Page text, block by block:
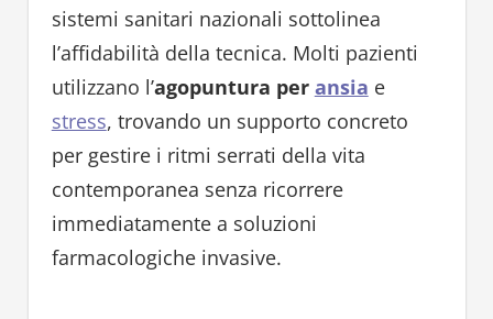
sistemi sanitari nazionali sottolinea
l’affidabilità della tecnica. Molti pazienti
utilizzano l’agopuntura per ansia e
stress, trovando un supporto concreto
per gestire i ritmi serrati della vita
contemporanea senza ricorrere
immediatamente a soluzioni
farmacologiche invasive.